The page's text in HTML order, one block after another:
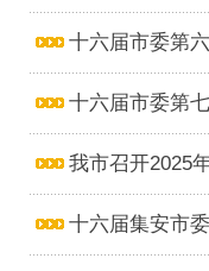
十六届市委第
十六届市委第
我市召开2025
十六届集安市